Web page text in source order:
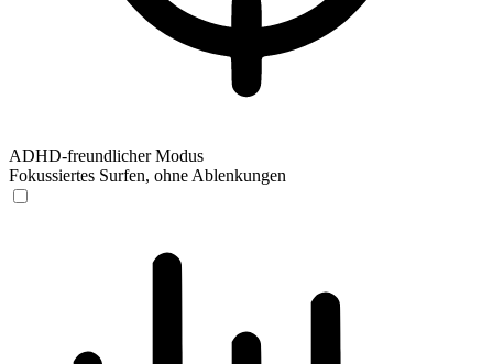
ADHD-freundlicher Modus
Fokussiertes Surfen, ohne Ablenkungen